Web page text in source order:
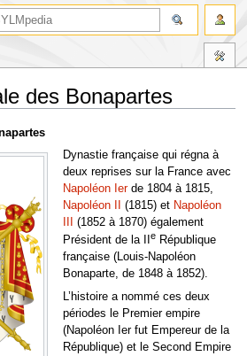
des Bonapartes
Dynastie française qui régna à
deux reprises sur la France avec
Napoléon Ierde 1804 à 1815,
Napoléon II
(1815) et Napoléon
(1852 à 1870) également
Président de la IIe République
française (Louis-Napoléon
Bonaparte, de 1848 à 1852).
L’histoire a nommé ces deux
périodes le Premier empire
(Napoléon Ier fut Empereur de la
République) et le Second Empire